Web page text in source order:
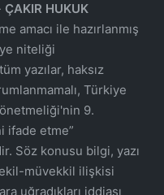
ÇAKIR HUKUK
amacı ile hazırlanmış
niteliği
yazılar, haksız
Türkiye
9.
ifade etme”
Söz konusu bilgi, yazı
müvekkil ilişkisi
uğradıkları iddiası